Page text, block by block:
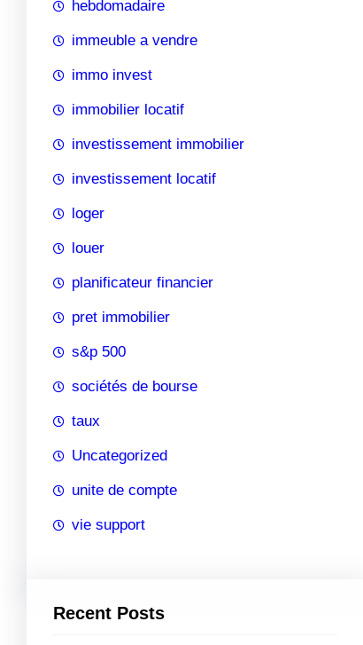
hebdomadaire
immeuble a vendre
immo invest
immobilier locatif
investissement immobilier
investissement locatif
loger
louer
planificateur financier
pret immobilier
s&p 500
sociétés de bourse
taux
Uncategorized
unite de compte
vie support
Recent Posts